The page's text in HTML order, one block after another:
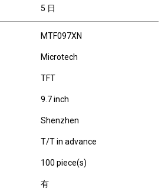
5 日
MTF097XN
Microtech
TFT
9.7 inch
Shenzhen
T/T in advance
100 piece(s)
有